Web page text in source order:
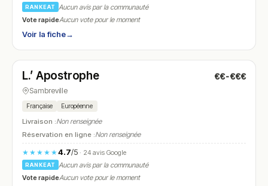
RANKEAT
Aucun avis par la communauté
Vote rapideAucun vote pour le moment
Voir la fiche→
N° 14
L.’ Apostrophe €€-€€€
Sambreville
Française Européenne
Livraison :Non renseignée
Réservation en ligne :Non renseignée
★★★★★4.7/5· 24 avis Google
RANKEAT
Aucun avis par la communauté
Vote rapideAucun vote pour le moment